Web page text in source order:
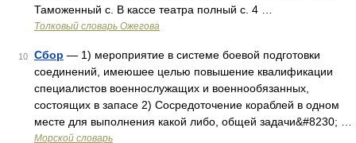
Таможенный с. В кассе театра полный с. 4 …
Толковый словарь Ожегова
10 Сбор — 1) мероприятие в системе боевой подготовки
соединений, имеюшее целью повышение квалификации
специалистов военнослужащих и военнообязанных,
состоящих в запасе 2) Сосредоточение кораблей в одном
месте для выполнения какой либо, общей задачи&#8230; …
Морской словарь